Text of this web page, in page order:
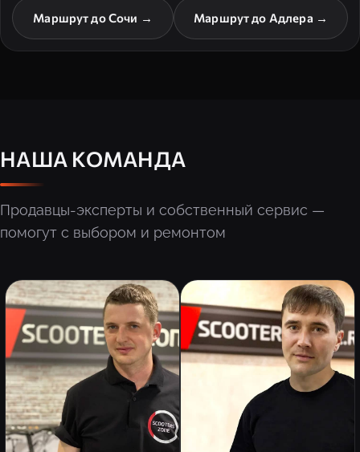
Маршрут до Сочи → Маршрут до Адлера →
НАША КОМАНДА
Продавцы-эксперты и собственный сервис —
помогут с выбором и ремонтом